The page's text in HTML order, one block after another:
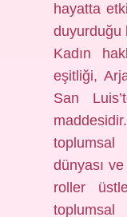
hayatta
duyurduğu
Kadın
eşitliği,
San
dünyası
roller